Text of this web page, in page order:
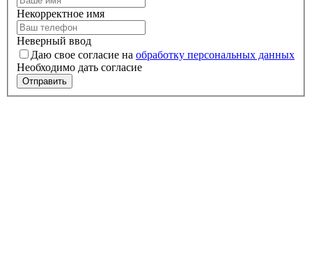
Некорректное имя
Неверный ввод
Даю свое согласие на обработку персональных данных
Необходимо дать согласие
Отправить